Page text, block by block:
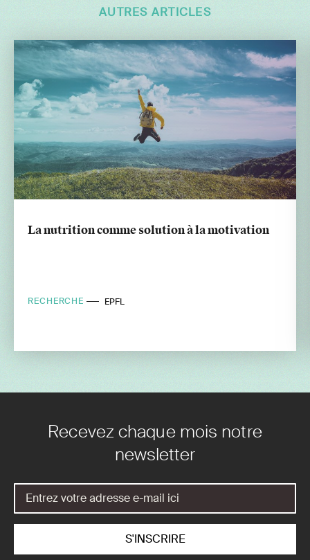
AUTRES ARTICLES
La nutrition comme solution à la motivation
RECHERCHE EPFL
Recevez chaque mois notre
newsletter